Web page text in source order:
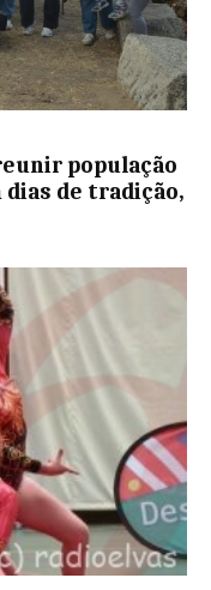
população
dias de tradição,